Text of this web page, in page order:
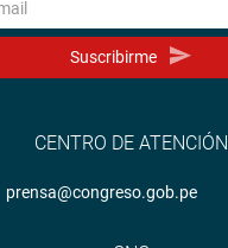
Suscribirme
CENTRO DE ATENCIÓN
prensa@congreso.gob.pe